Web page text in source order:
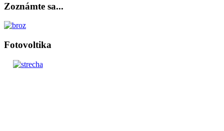
Zoznámte sa...
Fotovoltika